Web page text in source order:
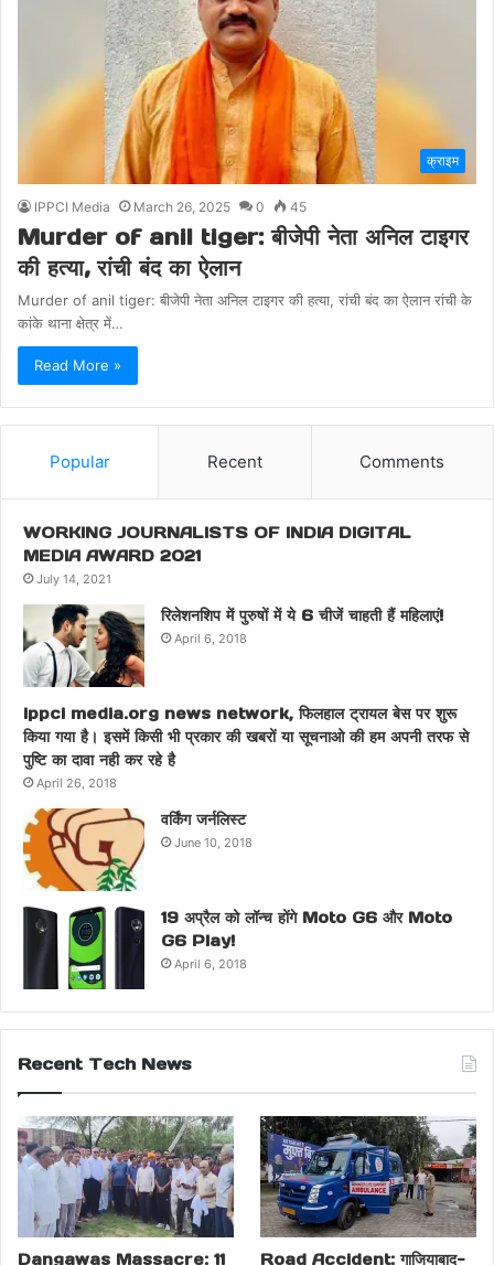
क्राइम
IPPCI Media March 26, 2025 0 45
Murder of anil tiger: बीजेपी नेता अनिल टाइगर
की हत्या, रांची बंद का ऐलान
Murder of anil tiger: बीजेपी नेता अनिल टाइगर की हत्या, रांची बंद का ऐलान रांची के
कांके थाना क्षेत्र में…
Read More »
Popular Recent Comments
WORKING JOURNALISTS OF INDIA DIGITAL
MEDIA AWARD 2021
July 14, 2021
रिलेशनशिप में पुरुषों में ये 6 चीजें चाहती हैं महिलाएं!
April 6, 2018
ippci media.org news network, फिलहाल ट्रायल बेस पर शुरू
किया गया है। इसमें किसी भी प्रकार की खबरों या सूचनाओ की हम अपनी तरफ से
पुष्टि का दावा नही कर रहे है
April 26, 2018
वर्किंग जर्नलिस्ट
June 10, 2018
19 अप्रैल को लॉन्च होंगे Moto G6 और Moto
G6 Play!
April 6, 2018
Recent Tech News
Dangawas Massacre: 11
Road Accident: गाजियाबाद-